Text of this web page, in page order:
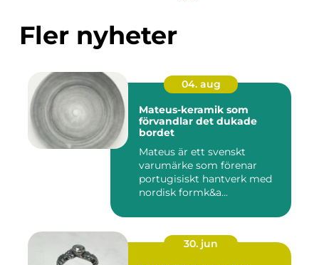
Fler nyheter
04. aug
Mateus-keramik som
förvandlar det dukade
bordet
Mateus är ett svenskt
varumärke som förenar
portugisiskt hantverk med
nordisk formk&a...
30. jun